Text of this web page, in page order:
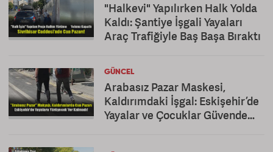
"Halkevi" Yapılırken Halk Yolda
Kaldı: Şantiye İşgali Yayaları
Araç Trafiğiyle Baş Başa Bıraktı
GÜNCEL
Arabasız Pazar Maskesi,
Kaldırımdaki İşgal: Eskişehir’de
Yayalar ve Çocuklar Güvende